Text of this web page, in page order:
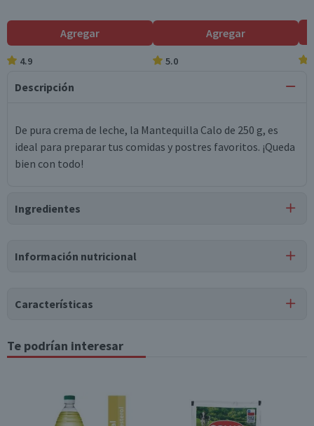
Agregar
4.9
Agregar
5.0
Descripción
De pura crema de leche, la Mantequilla Calo de 250 g, es
ideal para preparar tus comidas y postres favoritos. ¡Queda
bien con todo!
Ingredientes
Información nutricional
Tabla nutricional
Energía (kCal) 787 39,4
Características
Tipo de Producto
Mantequilla
Conservar refrigerado
Te podrían interesar